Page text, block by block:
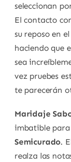
seleccionan
El contacto
su reposo en
haciendo que
sea
vez pruebes
te parecerán
Maridaje
imbatible
Semicurado.
realza las